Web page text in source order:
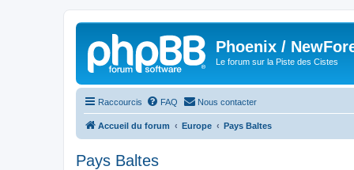
Phoenix /
Le forum sur la Piste des Cistes
Raccourcis FAQ Nous contacter
Accueil du forum Europe Pays Baltes
Pays Baltes